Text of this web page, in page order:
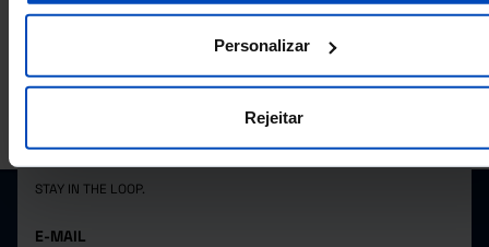
Personalizar
Rejeitar
2025
850,000
PORDATA IS A PROJECT OF THE FUNDAÇÃO FRANCISCO MANUEL DOS
SUBSCRIBE TO FUNDAÇÃO NEWSLETTER
STAY IN THE LOOP.
E-MAIL